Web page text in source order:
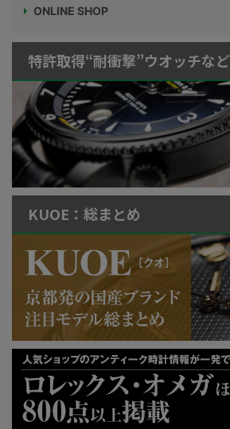
ONLINE SHOP
特許取得“耐衝撃”ウオッチなど
KUOE：総まとめ